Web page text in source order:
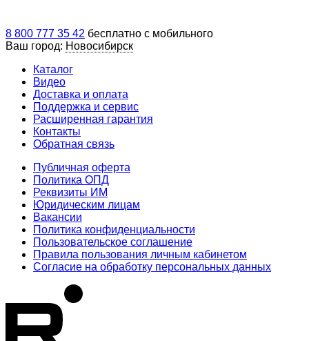
8 800 777 35 42 бесплатно с мобильного
Ваш город: Новосибирск
Каталог
Видео
Доставка и оплата
Поддержка и сервис
Расширенная гарантия
Контакты
Обратная связь
Публичная оферта
Политика ОПД
Реквизиты ИМ
Юридическим лицам
Вакансии
Политика конфиденциальности
Пользовательское соглашение
Правила пользования личным кабинетом
Согласие на обработку персональных данных